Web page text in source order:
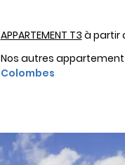
APPARTEMENT T3 à partir
Nos autres
Colombes